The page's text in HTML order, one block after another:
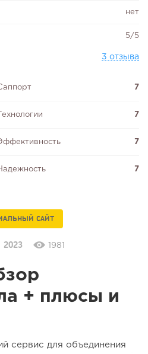
нет
5/5
3 отзыва
7
Технологии 7
7
7
САЙТ
2023 1981
+ плюсы и
сервис для объединения